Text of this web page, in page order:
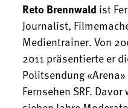
Reto Brennwald ist
Journalist,
Medientrainer. Von
2011 präsentierte er
Politsendung
Fernsehen SRF. Davor